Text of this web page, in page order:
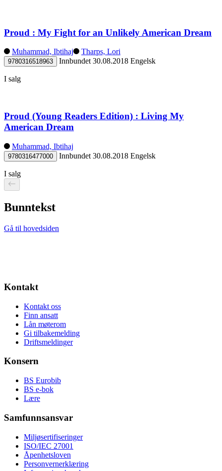
Proud : My Fight for an Unlikely American Dream
Muhammad, Ibtihaj Tharps, Lori
9780316518963 Innbundet 30.08.2018 Engelsk
I salg
Proud (Young Readers Edition) : Living My
American Dream
Muhammad, Ibtihaj
9780316477000 Innbundet 30.08.2018 Engelsk
I salg
Bunntekst
Gå til hovedsiden
Kontakt
Kontakt oss
Finn ansatt
Lån møterom
Gi tilbakemelding
Driftsmeldinger
Konsern
BS Eurobib
BS e-bok
Lære
Samfunnsansvar
Miljøsertifiseringer
ISO/IEC 27001
Åpenhetsloven
Personvernerklæring